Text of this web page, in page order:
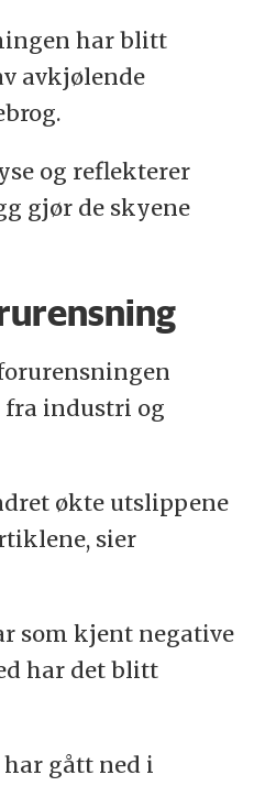
har blitt
avkjølende
og reflekterer
gjør de skyene
industri og
økte utslippene
sier
som kjent negative
har det blitt
gått ned i